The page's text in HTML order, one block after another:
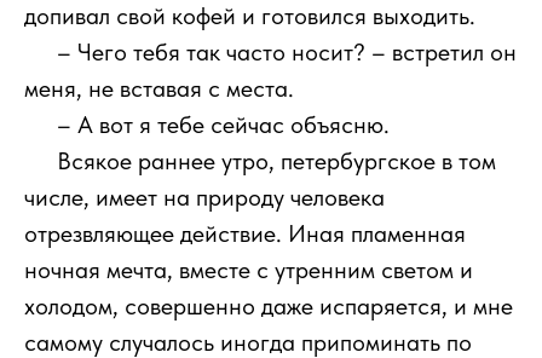
допивал свой кофей и готовился выходить.
– Чего тебя так часто носит? – встретил он
меня, не вставая с места.
– А вот я тебе сейчас объясню.
Всякое раннее утро, петербургское в том
числе, имеет на природу человека
отрезвляющее действие. Иная пламенная
ночная мечта, вместе с утренним светом и
холодом, совершенно даже испаряется, и мне
самому случалось иногда припоминать по